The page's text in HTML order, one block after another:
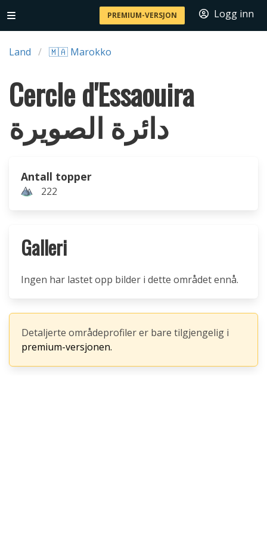
PREMIUM-VERSJON Logg inn
Land 🇲🇦 Marokko
Cercle d'Essaouira
دائرة الصويرة
Antall topper
222
Galleri
Ingen har lastet opp bilder i dette området ennå.
Detaljerte områdeprofiler er bare tilgjengelig i
premium-versjonen.